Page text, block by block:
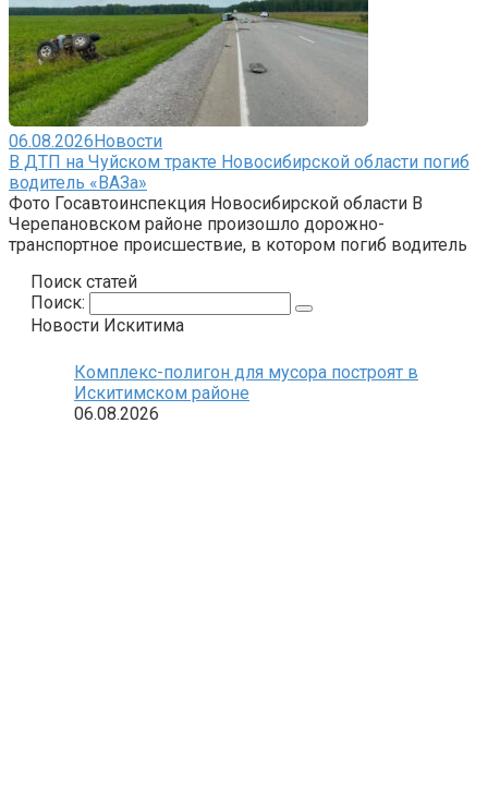
06.08.2026Новости
В ДТП на Чуйском тракте Новосибирской области погиб
водитель «ВАЗа»
Фото Госавтоинспекция Новосибирской области В
Черепановском районе произошло дорожно-
транспортное происшествие, в котором погиб водитель
Поиск статей
Поиск:
Новости Искитима
Комплекс-полигон для мусора построят в
Искитимском районе
06.08.2026